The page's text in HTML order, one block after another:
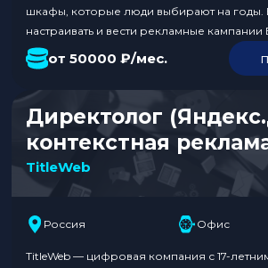
шкафы, которые люди выбирают на годы.
настраивать и вести рекламные кампании
сегментировать аудиторию, тестировать
с дизайнером и менеджерами по
настройки таргета ВК от 2 лет
работа с рекламным бюджетом от…
от 50000 ₽/мес.
Директолог
контекстная
TitleWeb
Россия Офис
TitleWeb — цифровая компания с 17-